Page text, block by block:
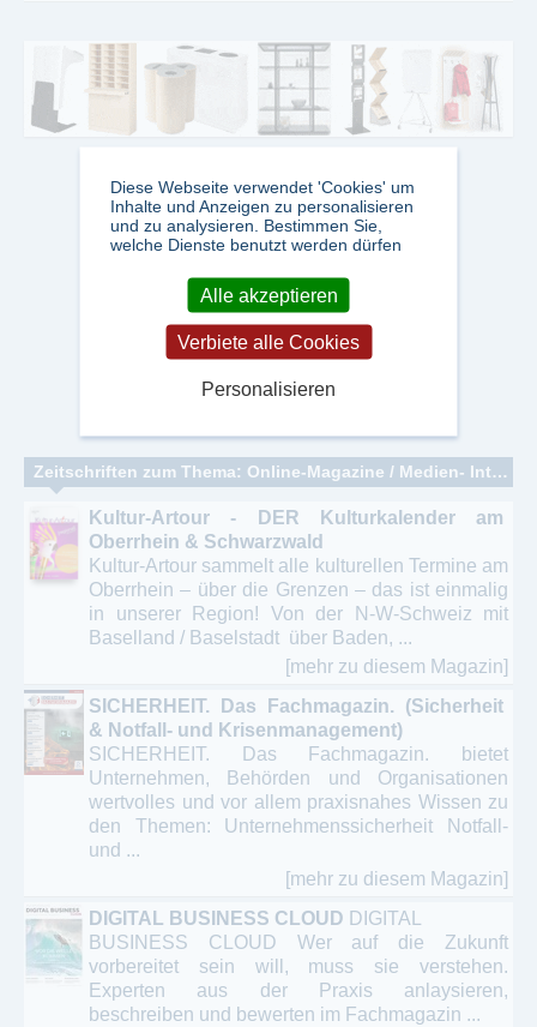
Zeitschriften zum Thema: Online-Magazine / Medien- Internet- Medien - Onlinepublikationen
Kultur-Artour - DER Kulturkalender am
Oberrhein & Schwarzwald
Kultur-Artour sammelt alle kulturellen Termine am
Oberrhein – über die Grenzen – das ist einmalig
in unserer Region! Von der N-W-Schweiz mit
Baselland / Baselstadt über Baden, ...
[mehr zu diesem Magazin]
SICHERHEIT. Das Fachmagazin. (Sicherheit
& Notfall- und Krisenmanagement)
SICHERHEIT. Das Fachmagazin. bietet
Unternehmen, Behörden und Organisationen
wertvolles und vor allem praxisnahes Wissen zu
den Themen: Unternehmenssicherheit Notfall-
und ...
[mehr zu diesem Magazin]
DIGITAL BUSINESS CLOUD DIGITAL
BUSINESS CLOUD Wer auf die Zukunft
vorbereitet sein will, muss sie verstehen.
Experten aus der Praxis anlaysieren,
beschreiben und bewerten im Fachmagazin ...
Diese Webseite verwendet 'Cookies' um
Inhalte und Anzeigen zu personalisieren
und zu analysieren. Bestimmen Sie,
welche Dienste benutzt werden dürfen
Alle akzeptieren
Verbiete alle Cookies
Personalisieren